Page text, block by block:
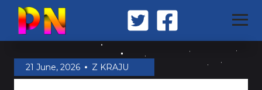
STRONA GŁÓWNA
21 June, 2026 Z KRAJU